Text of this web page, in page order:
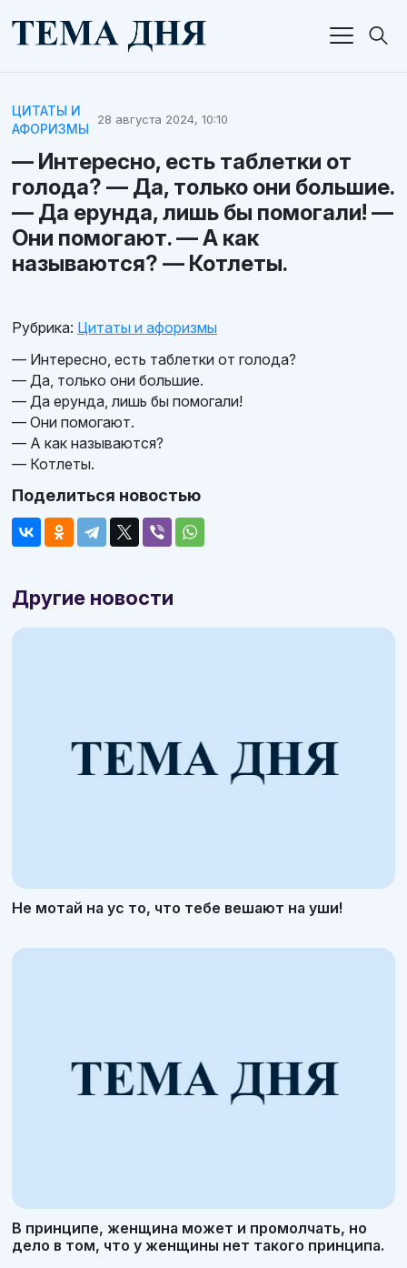
ЦИТАТЫ И
АФОРИЗМЫ
28 августа 2024, 10:10
— Интересно, есть таблетки от
голода? — Да, только они большие.
— Да ерунда, лишь бы помогали! —
Они помогают. — А как
называются? — Котлеты.
Рубрика: Цитаты и афоризмы
— Интересно, есть таблетки от голода?
— Да, только они большие.
— Да ерунда, лишь бы помогали!
— Они помогают.
— А как называются?
— Котлеты.
Поделиться новостью
Другие новости
Не мотай на ус то, что тебе вешают на уши!
В принципе, женщина может и промолчать, но
дело в том, что у женщины нет такого принципа.